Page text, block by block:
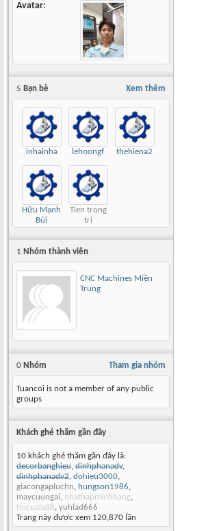
Avatar
Xem thêm
5 Bạn bè
inhainha lehoongf thehiena2
Hữu Mạnh
Bùi
Tien trong
tri
1 Nhóm thành viên
CNC Machines Miền
Trung
Tham gia nhóm
0 Nhóm
Tuancoi is not a member of any public
groups
Khách ghé thăm gần đây
10 khách ghé thăm gần đây là:
decorbanghieu, dinhphanadv,
dinhphanadv2, dohieu3000,
giacongapluchn, hungson1986,
maycuungai, nhathapminhhang,
tincuala88, yuhiad666
Trang này được xem 120,870 lần